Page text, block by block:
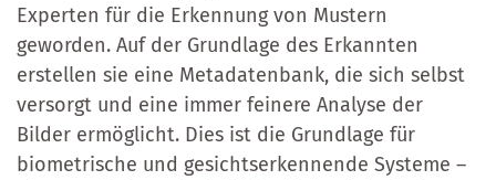
Experten für die Erkennung von Mustern
geworden. Auf der Grundlage des Erkannten
erstellen sie eine Metadatenbank, die sich selbst
versorgt und eine immer feinere Analyse der
Bilder ermöglicht. Dies ist die Grundlage für
biometrische und gesichtserkennende Systeme –